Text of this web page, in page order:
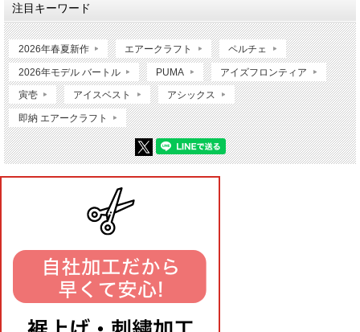
注目キーワード
2026年春夏新作 エアークラフト ペルチェ
2026年モデル バートル PUMA アイズフロンティア
寅壱 アイスベスト アシックス
即納 エアークラフト